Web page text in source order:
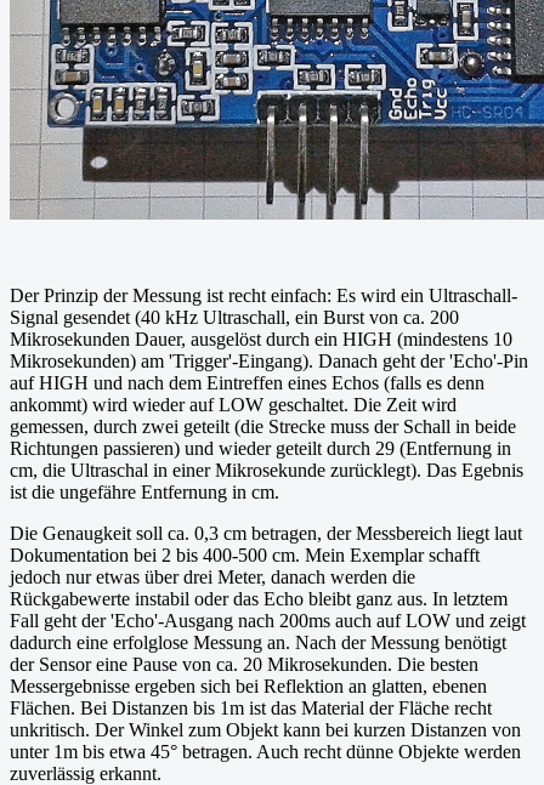
Der Prinzip der Messung ist recht einfach: Es wird ein Ultraschall-
Signal gesendet (40 kHz Ultraschall, ein Burst von ca. 200
Mikrosekunden Dauer, ausgelöst durch ein HIGH (mindestens 10
Mikrosekunden) am 'Trigger'-Eingang). Danach geht der 'Echo'-Pin
auf HIGH und nach dem Eintreffen eines Echos (falls es denn
ankommt) wird wieder auf LOW geschaltet. Die Zeit wird
gemessen, durch zwei geteilt (die Strecke muss der Schall in beide
Richtungen passieren) und wieder geteilt durch 29 (Entfernung in
cm, die Ultraschal in einer Mikrosekunde zurücklegt). Das Egebnis
ist die ungefähre Entfernung in cm.
Die Genaugkeit soll ca. 0,3 cm betragen, der Messbereich liegt laut
Dokumentation bei 2 bis 400-500 cm. Mein Exemplar schafft
jedoch nur etwas über drei Meter, danach werden die
Rückgabewerte instabil oder das Echo bleibt ganz aus. In letztem
Fall geht der 'Echo'-Ausgang nach 200ms auch auf LOW und zeigt
dadurch eine erfolglose Messung an. Nach der Messung benötigt
der Sensor eine Pause von ca. 20 Mikrosekunden. Die besten
Messergebnisse ergeben sich bei Reflektion an glatten, ebenen
Flächen. Bei Distanzen bis 1m ist das Material der Fläche recht
unkritisch. Der Winkel zum Objekt kann bei kurzen Distanzen von
unter 1m bis etwa 45° betragen. Auch recht dünne Objekte werden
zuverlässig erkannt.